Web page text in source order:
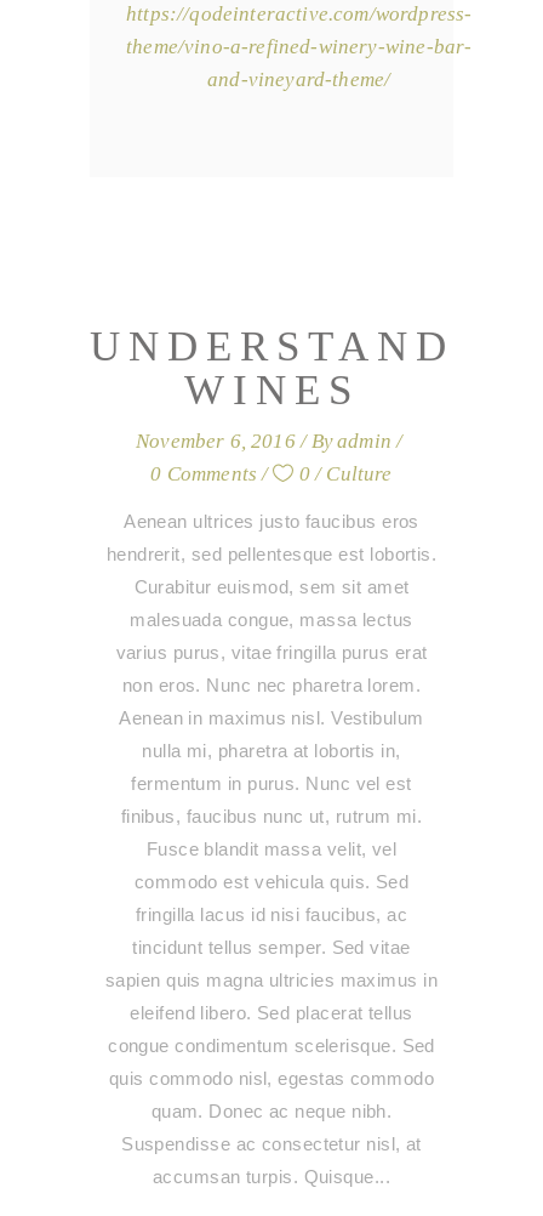
https://qodeinteractive.com/wordpress-
theme/vino-a-refined-winery-wine-bar-
and-vineyard-theme/
UNDERSTAND
WINES
November 6, 2016 Byadmin
0 Comments
0 Culture
Aenean ultrices justo faucibus eros
hendrerit, sed pellentesque est lobortis.
Curabitur euismod, sem sit amet
malesuada congue, massa lectus
varius purus, vitae fringilla purus erat
non eros. Nunc nec pharetra lorem.
Aenean in maximus nisl. Vestibulum
nulla mi, pharetra at lobortis in,
fermentum in purus. Nunc vel est
finibus, faucibus nunc ut, rutrum mi.
Fusce blandit massa velit, vel
commodo est vehicula quis. Sed
fringilla lacus id nisi faucibus, ac
tincidunt tellus semper. Sed vitae
sapien quis magna ultricies maximus in
eleifend libero. Sed placerat tellus
congue condimentum scelerisque. Sed
quis commodo nisl, egestas commodo
quam. Donec ac neque nibh.
Suspendisse ac consectetur nisl, at
accumsan turpis. Quisque